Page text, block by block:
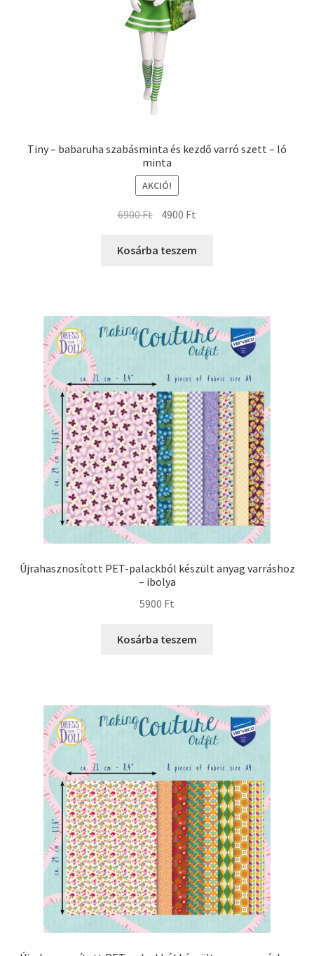
Tiny – babaruha szabásminta és kezdő varró szett – ló
minta
AKCIÓ!
6900Ft 4900 Ft
Kosárba teszem
Újrahasznosított PET-palackból készült anyag varráshoz
– ibolya
5900 Ft
Kosárba teszem